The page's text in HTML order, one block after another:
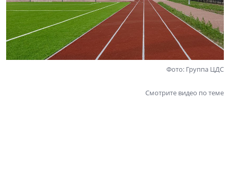
Фото: Группа ЦДС
Смотрите видео по теме